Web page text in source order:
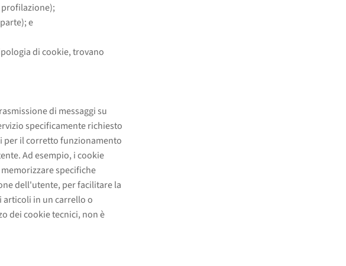
e
di cookie, trovano
di messaggi su
specificamente richiesto
per il corretto funzionamento
Ad esempio, i cookie
specifiche
dell'utente, per facilitare la
in un carrello o
dei cookie tecnici, non è